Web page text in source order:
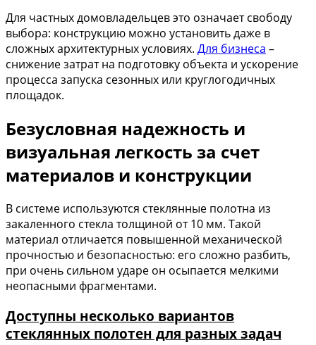
Для частных домовладельцев это означает свободу
выбора: конструкцию можно установить даже в
сложных архитектурных условиях. Для бизнеса –
снижение затрат на подготовку объекта и ускорение
процесса запуска сезонных или круглогодичных
площадок.
Безусловная надежность и
визуальная легкость за счет
материалов и конструкции
В системе используются стеклянные полотна из
закаленного стекла толщиной от 10 мм. Такой
материал отличается повышенной механической
прочностью и безопасностью: его сложно разбить,
при очень сильном ударе он осыпается мелкими
неопасными фрагментами.
Доступны несколько вариантов
стеклянных полотен для разных задач